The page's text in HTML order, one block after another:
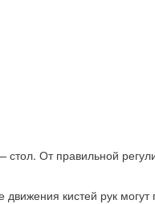
От правильной
кистей рук